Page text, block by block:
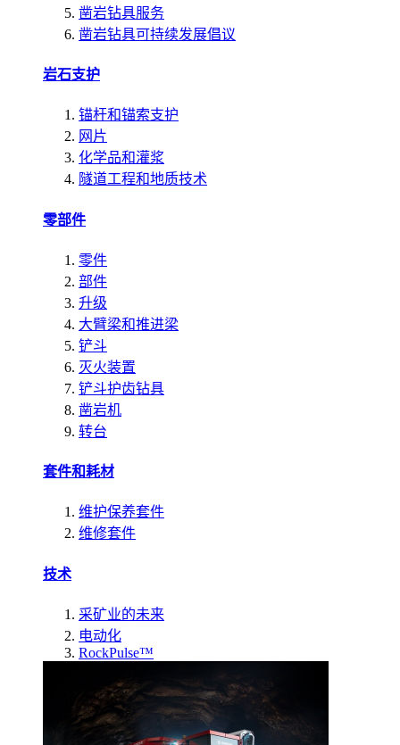
凿岩钻具服务
凿岩钻具可持续发展倡议
岩石支护
锚杆和锚索支护
网片
化学品和灌浆
隧道工程和地质技术
零部件
零件
部件
升级
大臂梁和推进梁
铲斗
灭火装置
铲斗护齿钻具
凿岩机
转台
套件和耗材
维护保养套件
维修套件
技术
采矿业的未来
电动化
RockPulse™